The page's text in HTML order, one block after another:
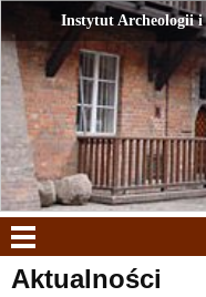
Aktualności
Instytut Archeologii
Instytut Archeologii